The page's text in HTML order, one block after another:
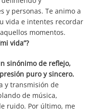
y personas. Te animo a
vida e intentes recordar
momentos.
vida”?
sinónimo de reflejo,
puro y sincero.
y transmisión de
de música,
ruido. Por último, me